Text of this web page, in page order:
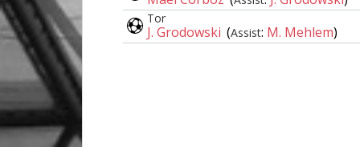
Tor
J. Grodowski (Assist: M. Mehlem)